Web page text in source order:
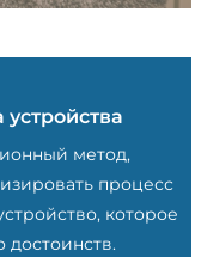
метод,
процесс
которое
достоинств.